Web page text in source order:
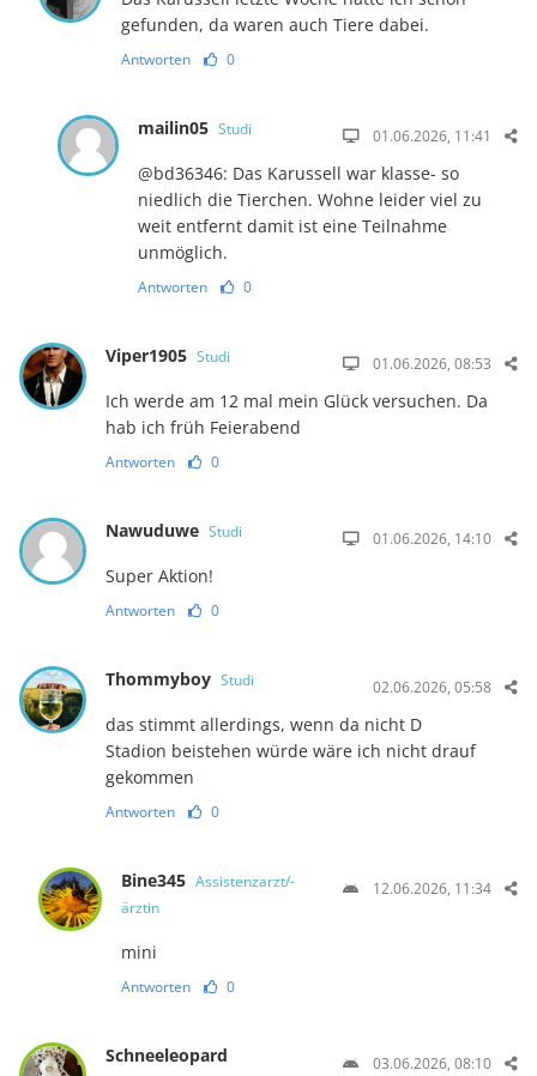
gefunden, da waren auch Tiere dabei.
Antworten 0
mailin05 Studi 01.06.2026, 11:41
@bd36346: Das Karussell war klasse- so
niedlich die Tierchen. Wohne leider viel zu
weit entfernt damit ist eine Teilnahme
unmöglich.
Antworten 0
Viper1905 Studi 01.06.2026, 08:53
Ich werde am 12 mal mein Glück versuchen. Da
hab ich früh Feierabend
Antworten 0
Nawuduwe Studi 01.06.2026, 14:10
Super Aktion!
Antworten 0
Thommyboy Studi 02.06.2026, 05:58
das stimmt allerdings, wenn da nicht D
Stadion beistehen würde wäre ich nicht drauf
gekommen
Antworten 0
Bine345 Assistenzarzt/-
ärztin
12.06.2026, 11:34
mini
Antworten 0
Schneeleopard 03.06.2026, 08:10